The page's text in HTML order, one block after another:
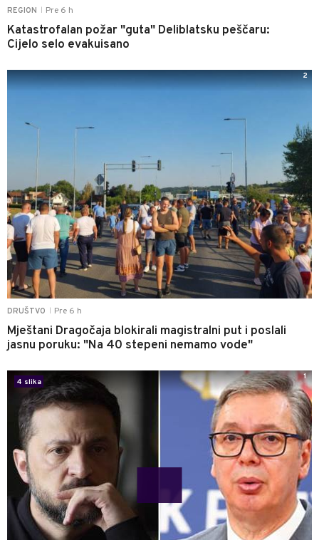
REGION Pre 6 h
Katastrofalan požar "guta" Deliblatsku peščaru:
Cijelo selo evakuisano
DRUŠTVO Pre 6 h
Mještani Dragočaja blokirali magistralni put i poslali
jasnu poruku: "Na 40 stepeni nemamo vode"
2
4 slika
1